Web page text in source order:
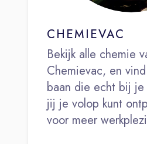
CHEMIEVAC
Bekijk alle chemie
Chemievac, en
baan die echt bij je
jij je volop kunt
voor meer